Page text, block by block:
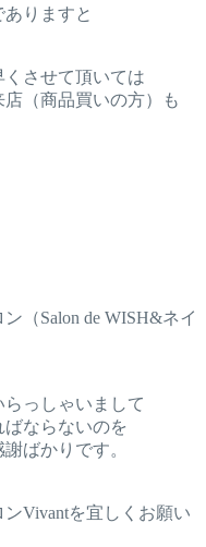
りますと
させて頂いては
（商品買いの方）も
（Salon de WISH&ネイ
っしゃいまして
ならないのを
ばかりです。
Vivantを宜しくお願い